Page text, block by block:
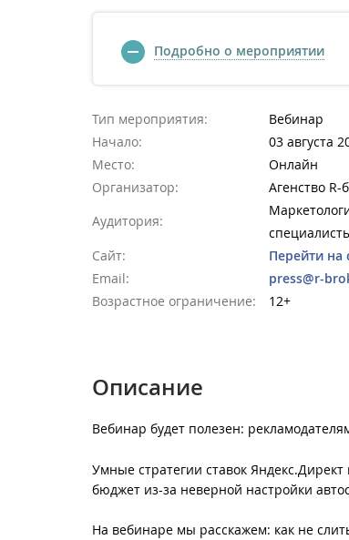
Подробно о мероприятии
Тип мероприятия:
Вебинар
Начало:
03 августа
Место:
Онлайн
Организатор:
Агенство R-
Аудитория:
Сайт:
Перейти на
Email:
press@r-
Возрастное ограничение:
12+
Описание
Вебинар будет полезен:
Умные стратегии ставок Яндекс.Директ
бюджет из-за неверной настройки
На вебинаре мы расскажем: как не